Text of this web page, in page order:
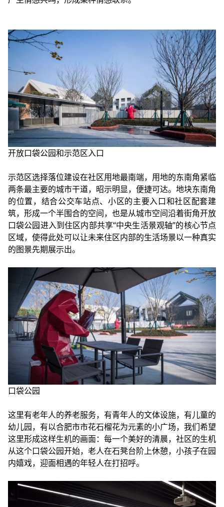
开放口袋公园和示范区入口
示范区选择落位建设在社区用地最南端，用地的东南角紧临
两条最主要的城市干道，昭示明显，便捷可达。地块东南角
的位置，结合公交车站点、小区的主要入口和社区配套建
筑，形成一个半围合的空间，也是从城市空间沿着街角开放
口袋公园进入到住区内部共享“中央生活景观轴”的核心节点
区域，使得此处可以让未来住区内部的生活场景以一种真实
的图景先期展示出。
口袋公园
这里有老年人的养老服务，有青年人的文体设施，有儿童的
幼儿园，有以合肥市市花石榴花为元素的小广场，我们希望
这里形成这样生机的画面：每一个美好的清晨，社区的生机
从这个口袋公园开始，老人在石凳台阶上休憩，小孩子在园
内嬉戏，迎面相遇的年轻人在打招呼。